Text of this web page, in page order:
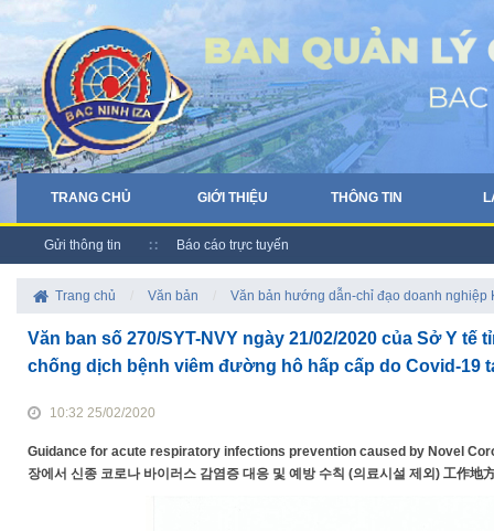
TRANG CHỦ GIỚI THIỆU THÔNG TIN
Gửi thông tin Báo cáo trực tuyến
Trang chủ Văn bản Văn bản hướng dẫn-chỉ đạo doanh nghiệp
Văn ban số 270/SYT-NVY ngày 21/02/2020 của Sở Y
chống dịch bệnh viêm đường hô hấp cấp do Covid-19
10:32 25/02/2020
Guidance for acute respiratory infections prevention caused by Novel
장에서 신종 코로나 바이러스 감염증 대응 및 예방 수칙 (의료시설 제외) 工作